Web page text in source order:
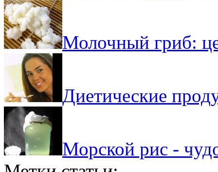
Молочный гриб:
Диетические
Морской рис -